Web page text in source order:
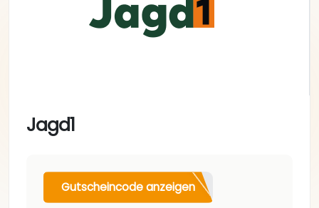
Jagd1
Gutscheincode anzeigen